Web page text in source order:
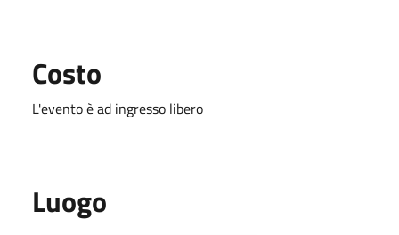
Costo
L'evento è ad ingresso libero
Luogo